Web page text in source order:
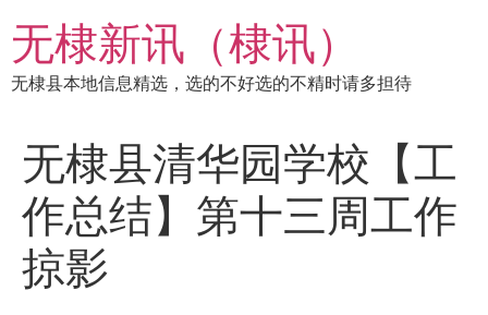
到
内
容
无棣新讯（棣讯）
无棣县本地信息精选，选的不好选的不精时请多担待
无棣县清华园学校【工
作总结】第十三周工作
掠影